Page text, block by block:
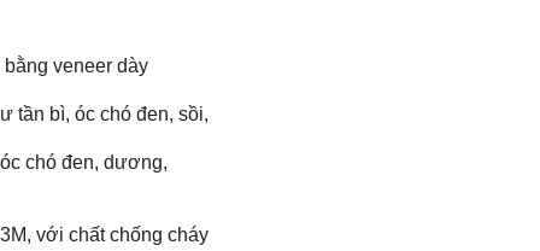
veneer dày
tần bì, óc chó đen, sồi,
chó đen, dương,
với chất chống cháy